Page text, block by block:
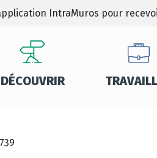
IntraMuros pour
DÉCOUVRIR